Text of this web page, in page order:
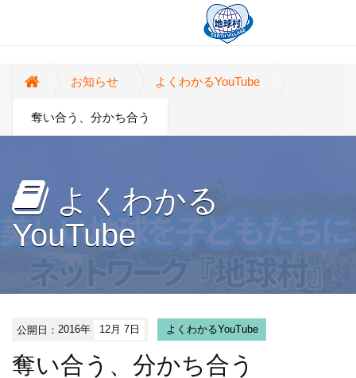
お知らせ よくわかるYouTube
奪い合う、分かち合う
よくわかる
YouTube
公開日：2016年 12月 7日 よくわかるYouTube
奪い合う、分かち合う